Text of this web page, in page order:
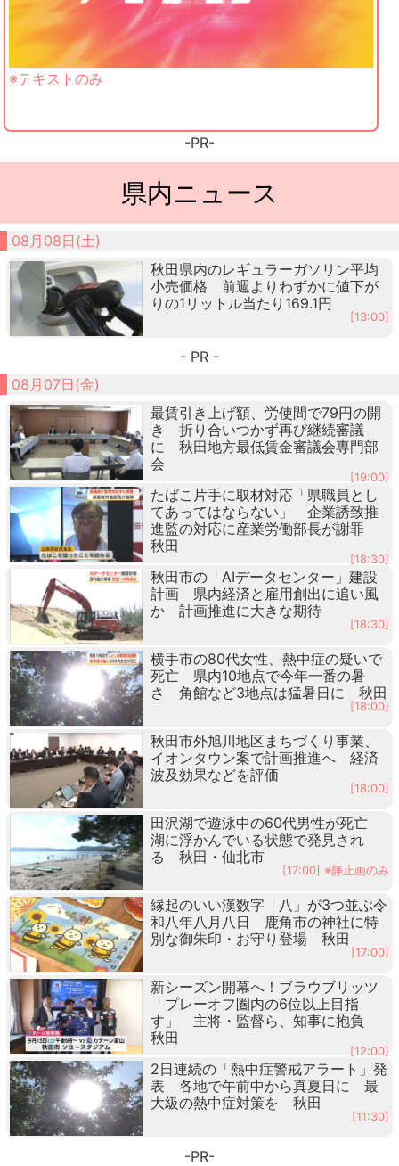
※テキストのみ
-PR-
県内ニュース
08月08日(土)
秋田県内のレギュラーガソリン平均
小売価格 前週よりわずかに値下が
りの1リットル当たり169.1円
[13:00]
- PR -
08月07日(金)
最賃引き上げ額、労使間で79円の開
き 折り合いつかず再び継続審議
に 秋田地方最低賃金審議会専門部
会
[19:00]
たばこ片手に取材対応「県職員とし
てあってはならない」 企業誘致推
進監の対応に産業労働部長が謝罪
秋田
[18:30]
秋田市の「AIデータセンター」建設
計画 県内経済と雇用創出に追い風
か 計画推進に大きな期待
[18:30]
横手市の80代女性、熱中症の疑いで
死亡 県内10地点で今年一番の暑
さ 角館など3地点は猛暑日に 秋田
[18:00]
秋田市外旭川地区まちづくり事業、
イオンタウン案で計画推進へ 経済
波及効果などを評価
[18:00]
田沢湖で遊泳中の60代男性が死亡
湖に浮かんでいる状態で発見され
る 秋田・仙北市
[17:00] ※静止画のみ
縁起のいい漢数字「八」が3つ並ぶ令
和八年八月八日 鹿角市の神社に特
別な御朱印・お守り登場 秋田
[17:00]
新シーズン開幕へ！ブラウブリッツ
「プレーオフ圏内の6位以上目指
す」 主将・監督ら、知事に抱負
秋田
[12:00]
2日連続の「熱中症警戒アラート」発
表 各地で午前中から真夏日に 最
大級の熱中症対策を 秋田
[11:30]
-PR-